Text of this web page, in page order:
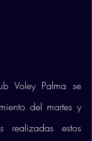
Voley Palma se
del martes y
realizadas estos